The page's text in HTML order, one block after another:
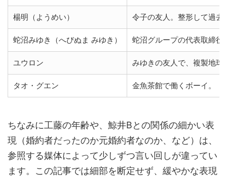
楊明（ようめい） 令子の友人。整形して過
蛇沼みゆき（へびぬま みゆき） 蛇沼グループの代表取締
ユウロン みゆきの友人で、複製地
タオ・グエン 金魚茶館で働くボーイ。
ちなみに工藤の年齢や、鯨井Bとの関係の細かい表
現（婚約者だったのか元婚約者なのか、など）は、
参照する媒体によって少しずつ言い回しが違ってい
ます。この記事では細部を断定せず、緩やかな表現